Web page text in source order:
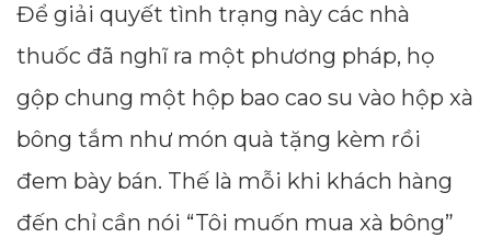
Để giải quyết tình trạng này các nhà
thuốc đã nghĩ ra một phương pháp, họ
gộp chung một hộp bao cao su vào hộp xà
bông tắm như món quà tặng kèm rồi
đem bày bán. Thế là mỗi khi khách hàng
đến chỉ cần nói “Tôi muốn mua xà bông”